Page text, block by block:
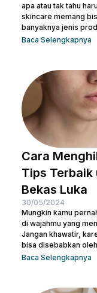
apa atau tak tahu
skincare memang
banyaknya jenis
essence , dan masih
serupa, terlepas
salah langkah,
mengenai...
Baca Selengkapnya
Cara
Tips Terbaik
Bekas Luka
30/05/2024
Mungkin kamu
di wajahmu yang
Jangan khawatir,
bisa disebabkan
bakar, hingga bekas
beauties
Baca Selengkapnya